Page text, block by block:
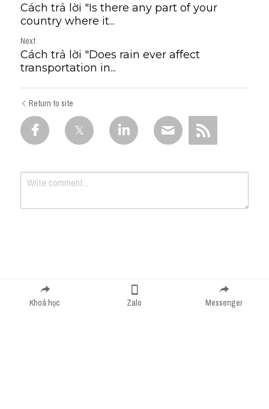
Cách trả lời "Is there any part of your
country where it...
Next
Cách trả lời "Does rain ever affect
transportation in...
Return to site
Submit
Khoá học Zalo Messenger